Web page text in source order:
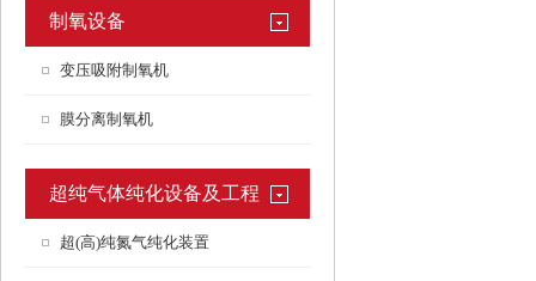
制氧设备
变压吸附制氧机
膜分离制氧机
超纯气体纯化设备及工程
超(高)纯氮气纯化装置